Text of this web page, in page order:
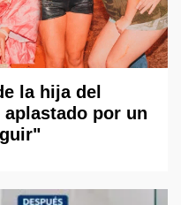
la hija del
por un